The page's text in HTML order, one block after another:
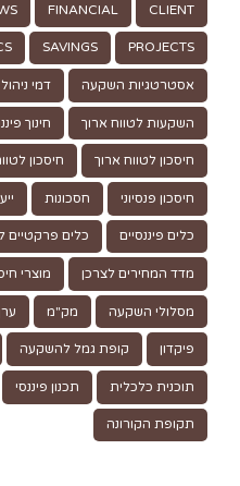
CLIENT
FINANCIAL
PROJECTS
SAVINGS
אסטרטגיות השקעה דמי ניהול
השקעות לטווח ארוך חינוך
חיסכון לטווח ארוך חיסכון
חיסכון פנסיוני חסכונות
כלים פיננסיים כלים פרקטיים
מדד המחירים לצרכן מוצרי
מסלולי השקעה מק"מ
פיקדון קופת גמל להשקעה
תוכנית כלכלית תכנון פיננסי
תקופת הקורונה